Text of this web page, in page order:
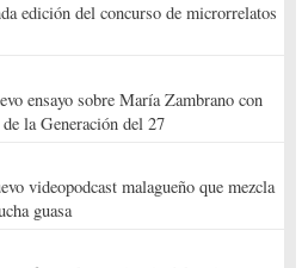
edición del concurso de microrrelatos
ensayo sobre María Zambrano con
la Generación del 27
videopodcast malagueño que mezcla
guasa